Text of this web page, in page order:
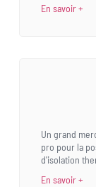
En savoir +
Un grand
pro pour la
d'isolation
En savoir +